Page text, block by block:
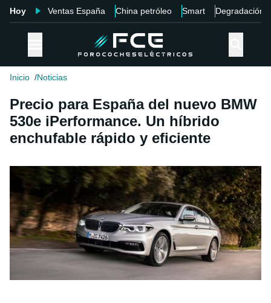
Hoy Ventas España China petróleo Smart Degradación
Inicio Noticias
Precio para España del nuevo BMW
530e iPerformance. Un híbrido
enchufable rápido y eficiente